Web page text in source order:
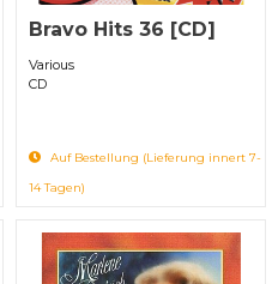
Bravo Hits 36 [CD]
Various
CD
Auf Bestellung (Lieferung innert 7-
14 Tagen)